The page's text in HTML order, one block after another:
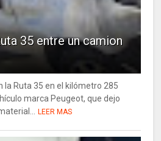
35 entre un camion
la Ruta 35 en el kilómetro 285
marca Peugeot, que dejo
LEER MAS